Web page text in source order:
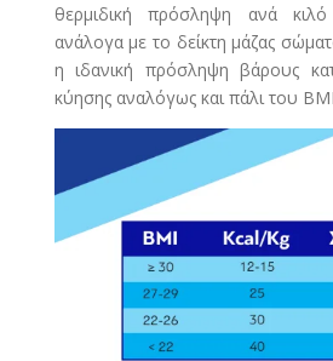
θερμιδική πρόσληψη ανά
ανάλογα με το δείκτη μάζας
η ιδανική πρόσληψη βάρους
κύησης αναλόγως και πάλι του